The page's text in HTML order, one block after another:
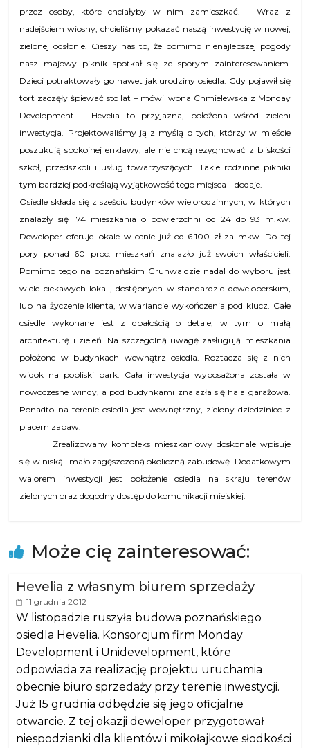
przez osoby, które chciałyby w nim zamieszkać. – Wraz z
nadejściem wiosny, chcieliśmy pokazać naszą inwestycję w nowej,
zielonej odsłonie. Cieszy nas to, że pomimo nienajlepszej pogody
nasz majowy piknik spotkał się ze sporym zainteresowaniem.
Dzieci potraktowały go nawet jak urodziny osiedla. Gdy pojawił się
tort zaczęły śpiewać sto lat – mówi Iwona Chmielewska z Monday
Development – Hevelia to przyjazna, położona wśród zieleni
inwestycja. Projektowaliśmy ją z myślą o tych, którzy w mieście
poszukują spokojnej enklawy, ale nie chcą rezygnować z bliskości
szkół, przedszkoli i usług towarzyszących. Takie rodzinne pikniki
tym bardziej podkreślają wyjątkowość tego miejsca – dodaje.
Osiedle składa się z sześciu budynków wielorodzinnych, w których
znalazły się 174 mieszkania o powierzchni od 24 do 93 m.kw.
Deweloper oferuje lokale w cenie już od 6.100 zł za mkw. Do tej
pory ponad 60 proc. mieszkań znalazło już swoich właścicieli.
Pomimo tego na poznańskim Grunwaldzie nadal do wyboru jest
wiele ciekawych lokali, dostępnych w standardzie deweloperskim,
lub na życzenie klienta, w wariancie wykończenia pod klucz. Całe
osiedle wykonane jest z dbałością o detale, w tym o małą
architekturę i zieleń. Na szczególną uwagę zasługują mieszkania
położone w budynkach wewnątrz osiedla. Roztacza się z nich
widok na pobliski park. Cała inwestycja wyposażona została w
nowoczesne windy, a pod budynkami znalazła się hala garażowa.
Ponadto na terenie osiedla jest wewnętrzny, zielony dziedziniec z
placem zabaw.
Zrealizowany kompleks mieszkaniowy doskonale wpisuje
się w niską i mało zagęszczoną okoliczną zabudowę. Dodatkowym
walorem inwestycji jest położenie osiedla na skraju terenów
zielonych oraz dogodny dostęp do komunikacji miejskiej.
Może cię zainteresować:
Hevelia z własnym biurem sprzedaży
11 grudnia 2012
W listopadzie ruszyła budowa poznańskiego
osiedla Hevelia. Konsorcjum firm Monday
Development i Unidevelopment, które
odpowiada za realizację projektu uruchamia
obecnie biuro sprzedaży przy terenie inwestycji.
Już 15 grudnia odbędzie się jego oficjalne
otwarcie. Z tej okazji deweloper przygotował
niespodzianki dla klientów i mikołajkowe słodkości